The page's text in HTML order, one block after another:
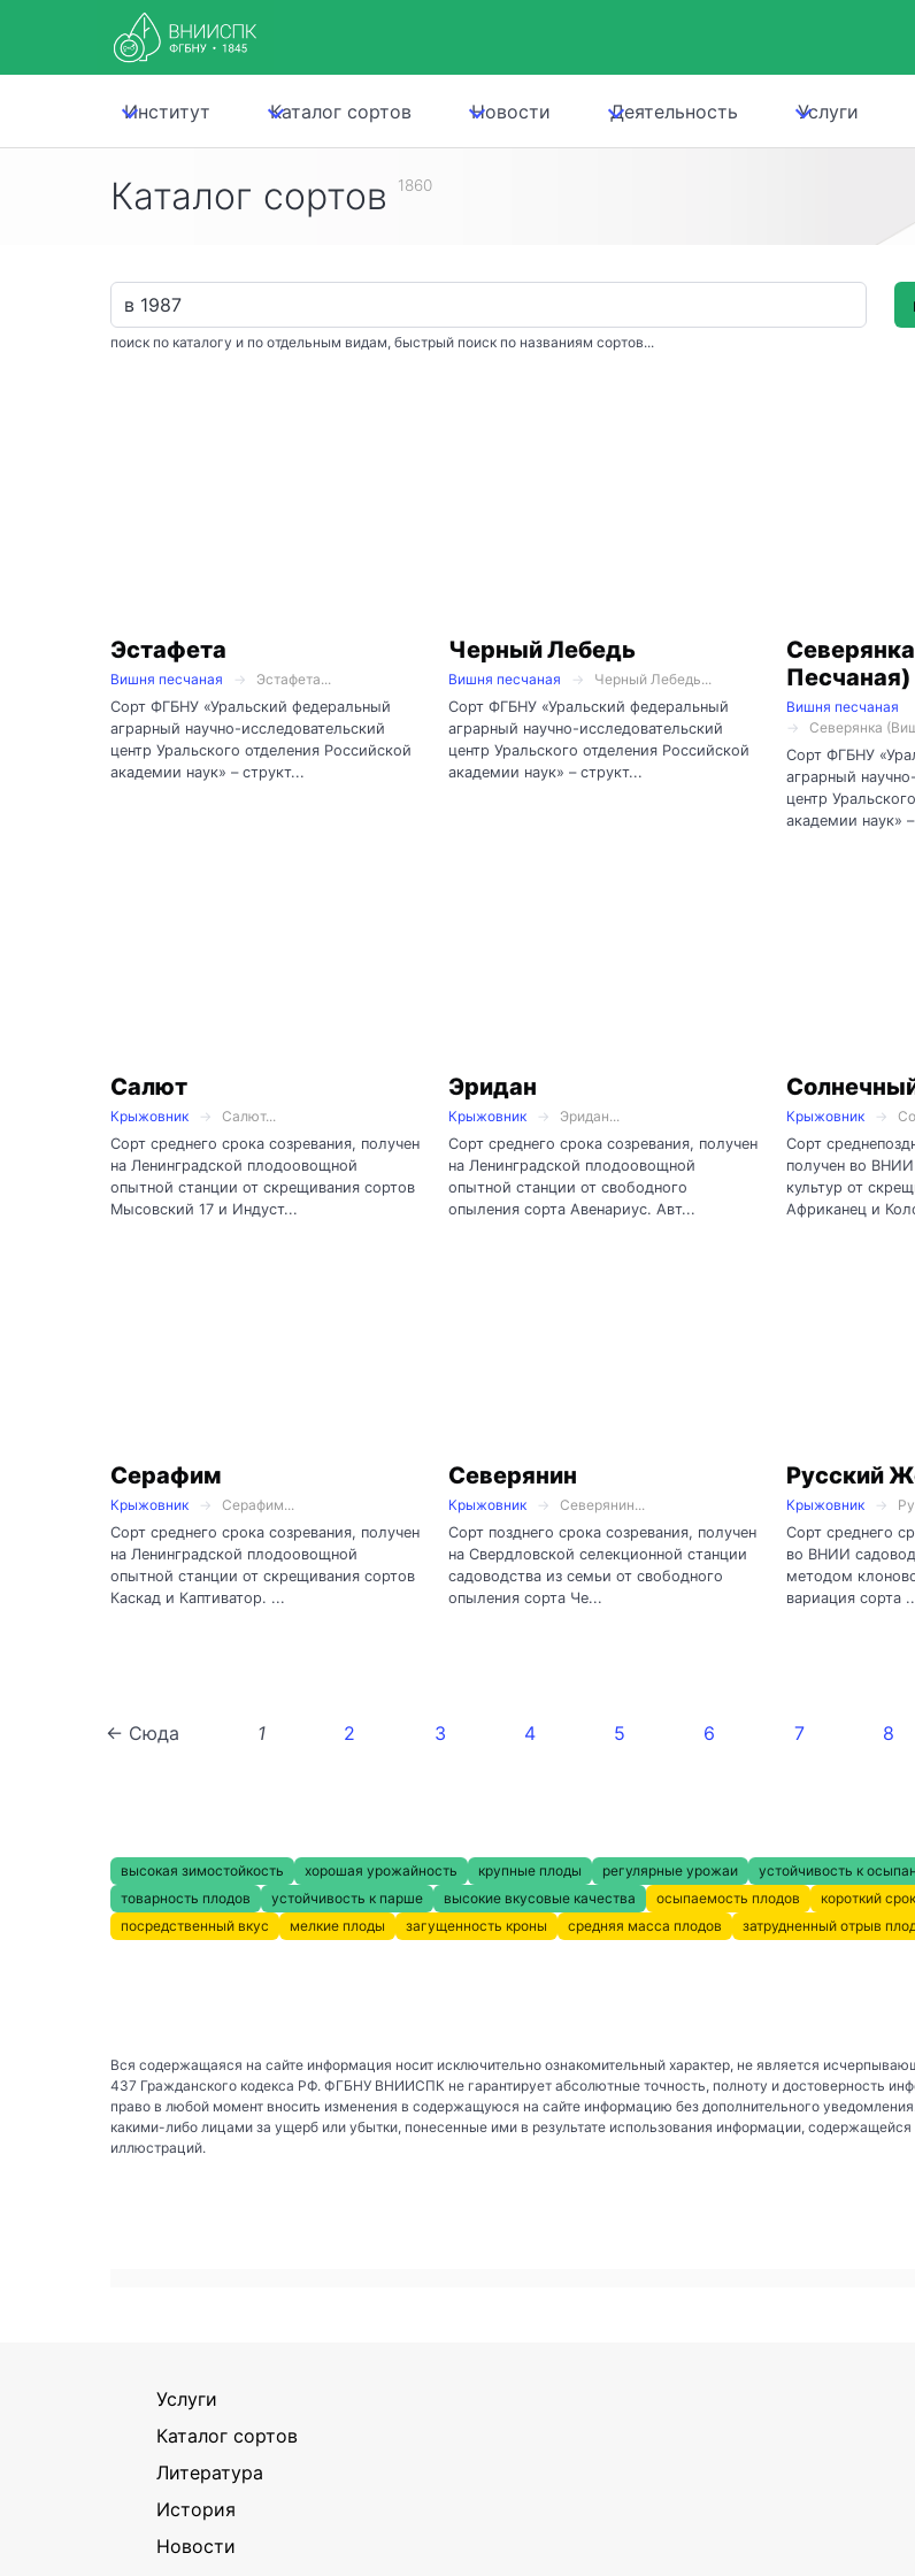
Институт Каталог сортов Новости Деятельность Услуги
Каталог сортов 1860
поиск по каталогу и по отдельным видам, быстрый поиск по названиям сортов...
Эстафета
Вишня песчаная
Эстафета...
Сорт ФГБНУ «Уральский федеральный
аграрный научно-исследовательский
центр Уральского отделения Российской
академии наук» – структ...
Черный Лебедь
Вишня песчаная
Черный Лебедь...
Сорт ФГБНУ «Уральский федеральный
аграрный научно-исследовательский
центр Уральского отделения Российской
академии наук» – структ...
Песчаная)
Вишня песчаная
Северянка
Сорт ФГБНУ
аграрный
центр
академии наук»
Салют
Крыжовник
Салют...
Сорт среднего срока созревания, получен
на Ленинградской плодоовощной
опытной станции от скрещивания сортов
Мысовский 17 и Индуст...
Эридан
Крыжовник
Эридан...
Сорт среднего срока созревания, получен
на Ленинградской плодоовощной
опытной станции от свободного
опыления сорта Авенариус. Авт...
Крыжовник
Сорт
получен во
культур от
Африканец и
Серафим
Крыжовник
Серафим...
Сорт среднего срока созревания, получен
на Ленинградской плодоовощной
опытной станции от скрещивания сортов
Каскад и Каптиватор. ...
Северянин
Крыжовник
Северянин...
Сорт позднего срока созревания, получен
на Свердловской селекционной станции
садоводства из семьи от свободного
опыления сорта Че...
Русский
Крыжовник
Сорт среднего
во ВНИИ
методом
вариация сорта
← Сюда 1 2 3 4 5 6 7 8
высокая зимостойкость хорошая урожайность крупные плоды регулярные урожаи устойчивость к
товарность плодов
устойчивость к парше высокие вкусовые качества осыпаемость плодов короткий
посредственный вкус
мелкие плоды загущенность кроны средняя масса плодов затрудненный отрыв
Вся содержащаяся на сайте информация носит исключительно ознакомительный характер, не является
437 Гражданского кодекса РФ. ФГБНУ ВНИИСПК не гарантирует абсолютные точность, полноту и достоверность
право в любой момент вносить изменения в содержащуюся на сайте информацию без дополнительного
какими-либо лицами за ущерб или убытки, понесенные ими в результате использования информации,
иллюстраций.
Услуги
Каталог сортов
Литература
История
Новости